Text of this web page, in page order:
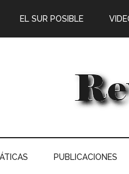
EL SUR POSIBLE
PUBLICACIONES